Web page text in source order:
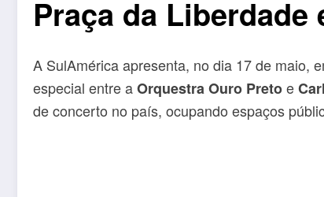
Praça da
A SulAméricaapresenta, no dia 17 de maio,
especial entre aOrquestra Ouro Pretoe
de concerto no país, ocupando espaços